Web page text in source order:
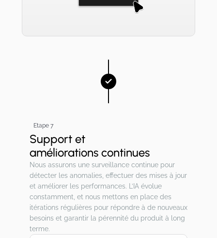
Etape 7
Support et
améliorations continues
Nous assurons une surveillance continue pour
détecter les anomalies, effectuer des mises à jour
et améliorer les performances. L’IA évolue
constamment, et nous mettons en place des
itérations régulières pour répondre à de nouveaux
besoins et garantir la pérennité du produit à long
terme.